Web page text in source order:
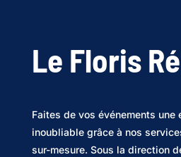
Le Floris
Faites de vos événements une
inoubliable grâce à nos
sur-mesure. Sous la direction